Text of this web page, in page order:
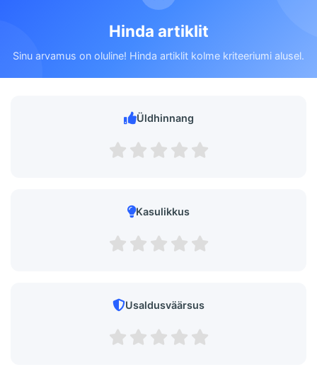
Hinda artiklit
Sinu arvamus on oluline! Hinda artiklit kolme kriteeriumi alusel.
Üldhinnang
Kasulikkus
Usaldusväärsus